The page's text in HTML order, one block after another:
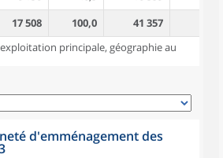
17 508 100,0 41 357
exploitation principale, géographie au
d'emménagement des